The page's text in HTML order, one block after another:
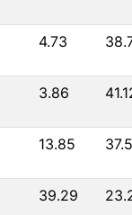
4.73
3.86
13.85
39.29